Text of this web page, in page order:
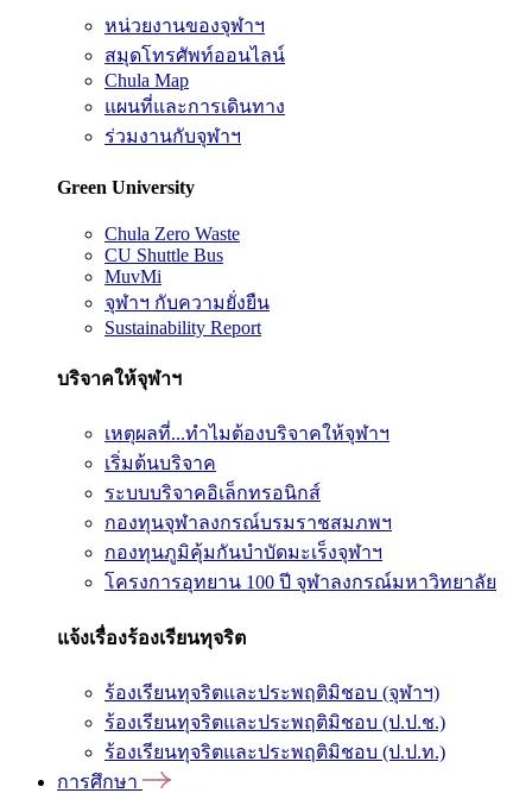
หน่วยงานของจุฬาฯ
สมุดโทรศัพท์ออนไลน์
Chula Map
แผนที่และการเดินทาง
ร่วมงานกับจุฬาฯ
Green University
Chula Zero Waste
CU Shuttle Bus
MuvMi
จุฬาฯ กับความยั่งยืน
Sustainability Report
บริจาคให้จุฬาฯ
เหตุผลที่...ทำไมต้องบริจาคให้จุฬาฯ
เริ่มต้นบริจาค
ระบบบริจาคอิเล็กทรอนิกส์
กองทุนจุฬาลงกรณ์บรมราชสมภพฯ
กองทุนภูมิคุ้มกันบำบัดมะเร็งจุฬาฯ
โครงการอุทยาน 100 ปี จุฬาลงกรณ์มหาวิทยาลัย
แจ้งเรื่องร้องเรียนทุจริต
ร้องเรียนทุจริตและประพฤติมิชอบ (จุฬาฯ)
ร้องเรียนทุจริตและประพฤติมิชอบ (ป.ป.ช.)
ร้องเรียนทุจริตและประพฤติมิชอบ (ป.ป.ท.)
การศึกษา